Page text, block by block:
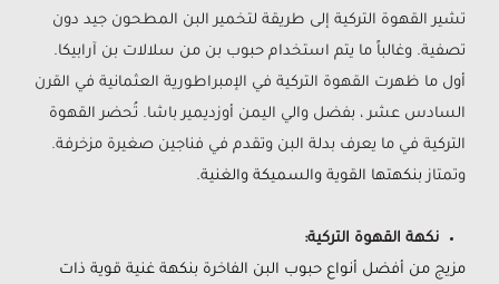
تشير القهوة التركية إلى طريقة لتخمير البن المطحون جيد دون
تصفية. وغالباً ما يتم استخدام حبوب بن من سلالات بن آرابيكا.
أول ما ظهرت القهوة التركية في الإمبراطورية العثمانية في القرن
السادس عشر ، بفضل والي اليمن أوزديمير باشا. تُحضر القهوة
التركية في ما يعرف بدلة البن وتقدم في فناجين صغيرة مزخرفة.
وتمتاز بنكهتها القوية والسميكة والغنية.
نكهة القهوة التركية:
مزيج من أفضل أنواع حبوب البن الفاخرة بنكهة غنية قوية ذات